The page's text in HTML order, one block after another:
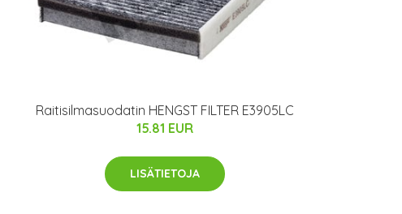
Raitisilmasuodatin HENGST FILTER E3905LC
15.81 EUR
LISÄTIETOJA